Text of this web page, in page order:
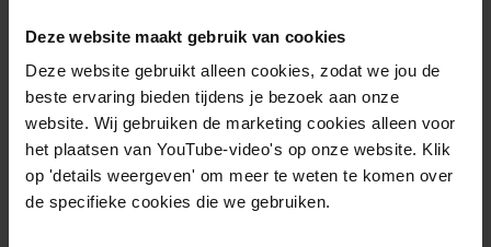
Deze website maakt gebruik van cookies
Deze website gebruikt alleen cookies, zodat we jou de
beste ervaring bieden tijdens je bezoek aan onze
website. Wij gebruiken de marketing cookies alleen voor
het plaatsen van YouTube-video's op onze website. Klik
op 'details weergeven' om meer te weten te komen over
de specifieke cookies die we gebruiken.
Contact
+31 88 11 66 800
info@newenergycoalition.org
Bereikbaarheid
Ma-Do: 8:30-17:00 uur
Vrijdag: 8:30-11:00 uur